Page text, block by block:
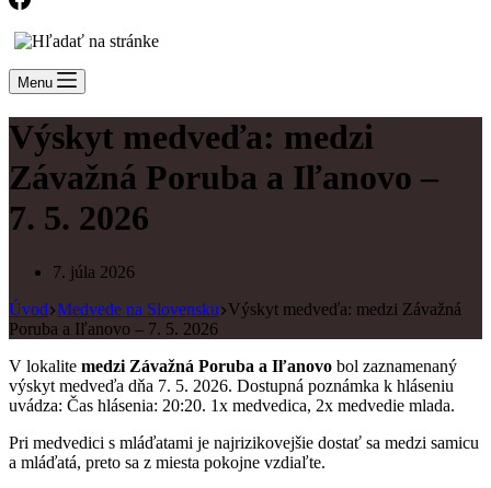
Menu
Výskyt medveďa: medzi
Závažná Poruba a Iľanovo –
7. 5. 2026
7. júla 2026
Úvod Medvede na Slovensku Výskyt medveďa: medzi Závažná
Poruba a Iľanovo – 7. 5. 2026
V lokalite medzi Závažná Poruba a Iľanovo bol zaznamenaný
výskyt medveďa dňa 7. 5. 2026. Dostupná poznámka k hláseniu
uvádza: Čas hlásenia: 20:20. 1x medvedica, 2x medvedie mlada.
Pri medvedici s mláďatami je najrizikovejšie dostať sa medzi samicu
a mláďatá, preto sa z miesta pokojne vzdiaľte.